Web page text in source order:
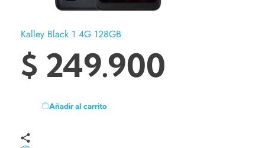
Kalley Black 1 4G 128GB
$ 249.900
Añadir al carrito